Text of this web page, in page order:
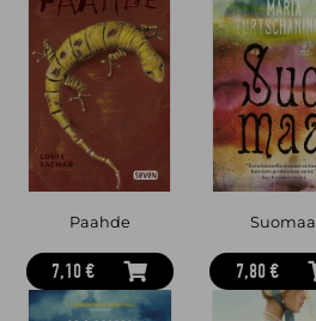
Paahde
7,10 €
Suomaa
7,80 €